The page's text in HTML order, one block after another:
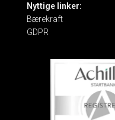
Nyttige linker:
Bærekraft
GDPR